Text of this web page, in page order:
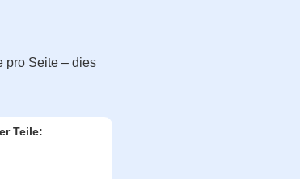
pro Seite – dies
Teile: